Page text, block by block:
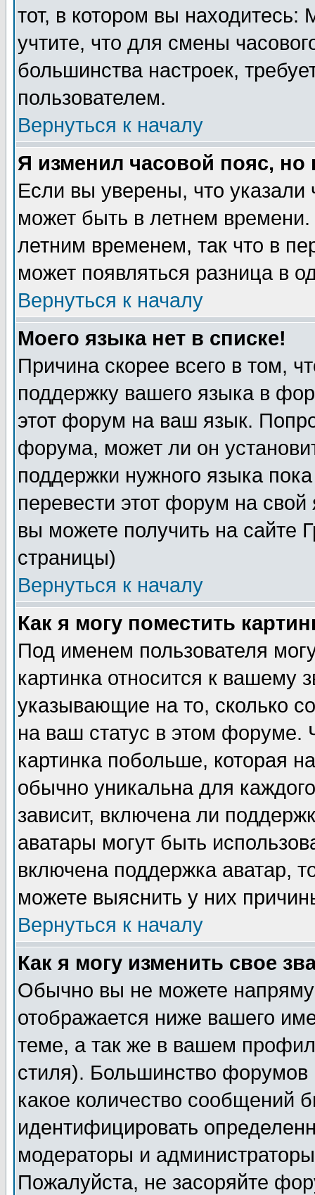
тот, в котором вы
учтите, что для смены
большинства настроек,
пользователем.
Вернуться к началу
Я изменил часовой пояс,
Если вы уверены, что указали
может быть в летнем
летним временем, так что в
может появляться разница в
Вернуться к началу
Моего языка нет в списке!
Причина скорее всего в том,
поддержку вашего языка в
этот форум на ваш язык.
форума, может ли он
поддержки нужного языка
перевести этот форум на
вы можете получить на сайте
страницы)
Вернуться к началу
Как я могу поместить
Под именем пользователя
картинка относится к вашему
указывающие на то, сколько
на ваш статус в этом форуме.
картинка побольше, которая
обычно уникальна для
зависит, включена ли
аватары могут быть
включена поддержка аватар,
можете выяснить у них
Вернуться к началу
Как я могу изменить свое
Обычно вы не можете
отображается ниже вашего
теме, а так же в вашем
стиля). Большинство форумов
какое количество сообщений
идентифицировать
модераторы и
Пожалуйста, не засоряйте